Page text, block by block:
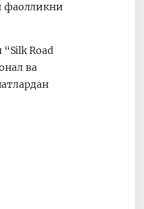
фаолликни
Road
ва